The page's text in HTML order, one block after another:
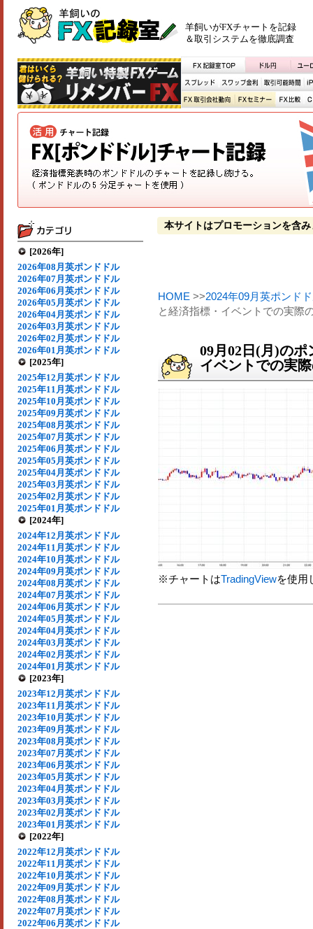
羊飼いがFXチャートを記録
＆取引システムを徹底調査
[2026年]
2026年08月英ポンドドル
2026年07月英ポンドドル
2026年06月英ポンドドル
2026年05月英ポンドドル
2026年04月英ポンドドル
2026年03月英ポンドドル
2026年02月英ポンドドル
2026年01月英ポンドドル
[2025年]
2025年12月英ポンドドル
2025年11月英ポンドドル
2025年10月英ポンドドル
2025年09月英ポンドドル
2025年08月英ポンドドル
2025年07月英ポンドドル
2025年06月英ポンドドル
2025年05月英ポンドドル
2025年04月英ポンドドル
2025年03月英ポンドドル
2025年02月英ポンドドル
2025年01月英ポンドドル
[2024年]
2024年12月英ポンドドル
2024年11月英ポンドドル
2024年10月英ポンドドル
2024年09月英ポンドドル
2024年08月英ポンドドル
2024年07月英ポンドドル
2024年06月英ポンドドル
2024年05月英ポンドドル
2024年04月英ポンドドル
2024年03月英ポンドドル
2024年02月英ポンドドル
2024年01月英ポンドドル
[2023年]
2023年12月英ポンドドル
2023年11月英ポンドドル
2023年10月英ポンドドル
2023年09月英ポンドドル
2023年08月英ポンドドル
2023年07月英ポンドドル
2023年06月英ポンドドル
2023年05月英ポンドドル
2023年04月英ポンドドル
2023年03月英ポンドドル
2023年02月英ポンドドル
2023年01月英ポンドドル
[2022年]
2022年12月英ポンドドル
2022年11月英ポンドドル
2022年10月英ポンドドル
2022年09月英ポンドドル
2022年08月英ポンドドル
2022年07月英ポンドドル
2022年06月英ポンドドル
本サイトはプロモーションを含み
HOME >>2024年09月英ポンド
と経済指標・イベントでの実際
09月02日(月)の
イベントでの実
※チャートはTradingViewを使用